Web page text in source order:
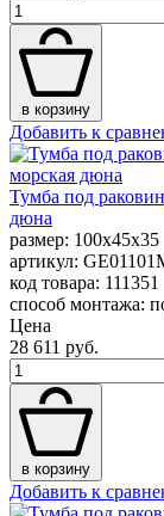
в корзину
Добавить к
Тумба под
дюна
размер: 100x45x35
артикул:
код товара: 111351
способ монтажа:
Цена
28 611 руб.
в корзину
Добавить к